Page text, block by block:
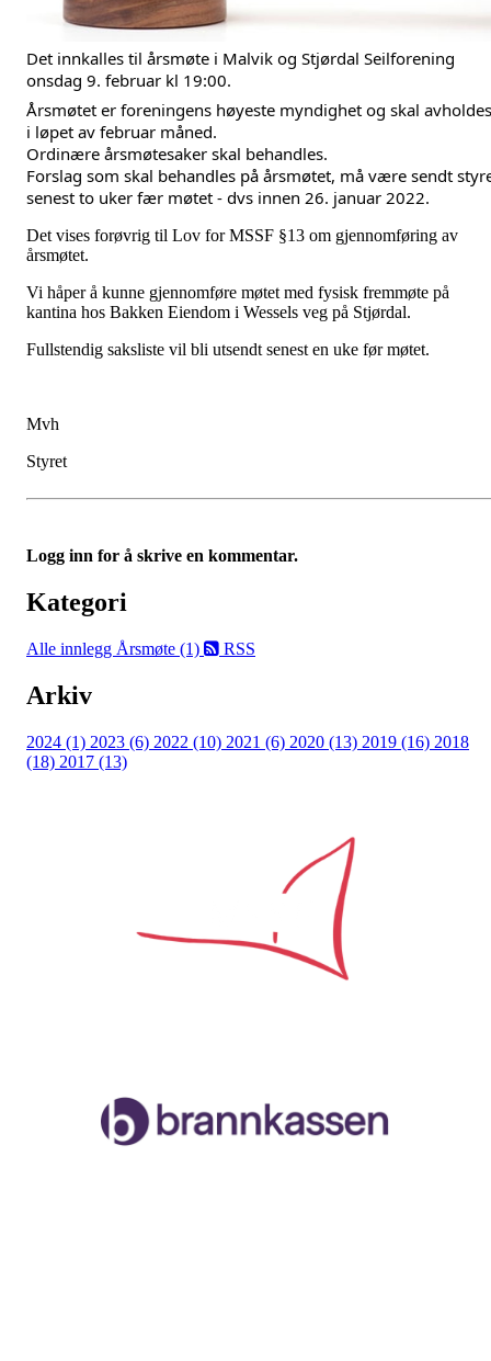
Det innkalles til årsmøte i Malvik og Stjørdal Seilforening
onsdag 9. februar kl 19:00.
Årsmøtet er foreningens høyeste myndighet og skal avholdes
i løpet av februar måned.
Ordinære årsmøtesaker skal behandles.
Forslag som skal behandles på årsmøtet, må være sendt
senest to uker fær møtet - dvs innen 26. januar 2022.
Det vises forøvrig til Lov for MSSF §13 om gjennomføring av
årsmøtet.
Vi håper å kunne gjennomføre møtet med fysisk fremmøte på
kantina hos Bakken Eiendom i Wessels veg på Stjørdal.
Fullstendig saksliste vil bli utsendt senest en uke før møtet.
Mvh
Styret
Logg inn for å skrive en kommentar.
Kategori
Alle innlegg Årsmøte (1) RSS
Arkiv
2024 (1) 2023 (6) 2022 (10) 2021 (6) 2020 (13) 2019 (16) 2018
(18) 2017 (13)